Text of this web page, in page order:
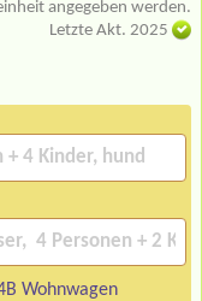
angegeben werden.
Letzte Akt. 2025
Wohnwagen